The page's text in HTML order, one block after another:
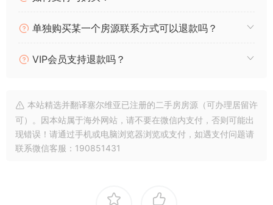
单独购买某一个房源联系方式可以退款吗？
VIP会员支持退款吗？
本站精选并翻译塞尔维亚已注册的二手房房源（可办理居留许
可）。因本站属于海外网站，请不要在微信内支付，否则可能出
现错误！请通过手机或电脑浏览器浏览或支付，如遇支付问题请
联系微信客服：190851431